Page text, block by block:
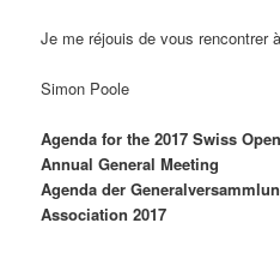
Je me réjouis de vous rencontrer
Simon Poole
Agenda for the 2017 Swiss
Annual General Meeting
Agenda der
Association 2017